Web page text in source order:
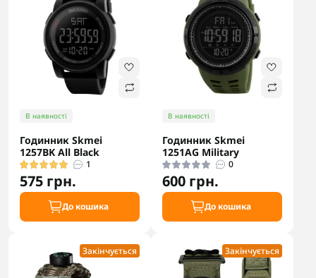
В наявності
Годинник Skmei
1257BK All Black
1
575 грн.
До кошика
В наявності
Годинник Skmei
1251AG Military
0
600 грн.
До кошика
Закінчується Закінчується